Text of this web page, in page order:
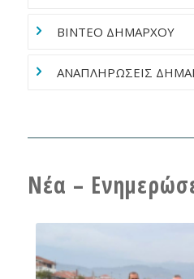
ΒΙΝΤΕΟ ΔΗΜΑΡΧΟΥ
ΑΝΑΠΛΗΡΩΣΕΙΣ
Νέα –